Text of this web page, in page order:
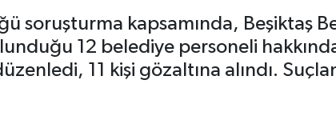
soruşturma kapsamında, Beşiktaş
12 belediye personeli
11 kişi gözaltına alındı.